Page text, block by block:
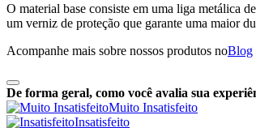
O material base consiste em uma liga metálica
um verniz de proteção que garante uma maior
Acompanhe mais sobre nossos produtos noBlog
De forma geral, como você avalia sua
Muito Insatisfeito
Insatisfeito